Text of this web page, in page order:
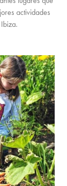
actividades